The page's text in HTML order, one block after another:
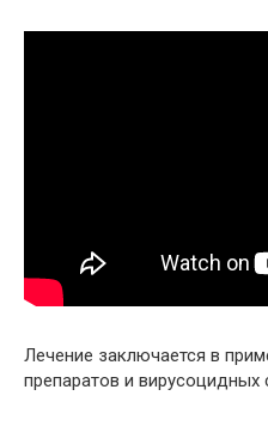
Лечение заключается в
препаратов и вирусоцидных